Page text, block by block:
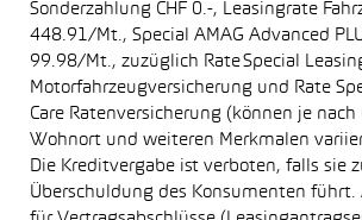
Sonderzahlung CHF 0.-, Leasingrate
448.91/Mt., Special AMAG Advanced
99.98/Mt., zuzüglich Rate Special
Motorfahrzeugversicherung und Rate
Care Ratenversicherung (können je nach
Wohnort und weiteren Merkmalen
Die Kreditvergabe ist verboten, falls sie
Überschuldung des Konsumenten